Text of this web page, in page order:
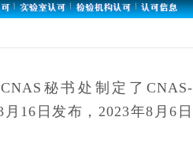
秘书处制定了CNAS-
16日发布，2023年8月6日